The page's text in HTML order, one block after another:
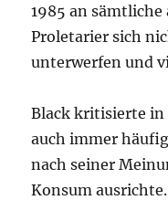
1985 an sämtliche
Proletarier sich
unterwerfen und
Black kritisierte in
auch immer
nach seiner
Konsum